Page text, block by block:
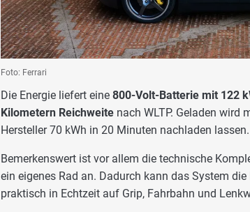
Foto: Ferrari
Die Energie liefert eine 800-Volt-Batterie mit 122
Kilometern Reichweite nach WLTP. Geladen
Hersteller 70 kWh in 20 Minuten nachladen lassen.
Bemerkenswert ist vor allem die technische
ein eigenes Rad an. Dadurch kann das System
praktisch in Echtzeit auf Grip, Fahrbahn und